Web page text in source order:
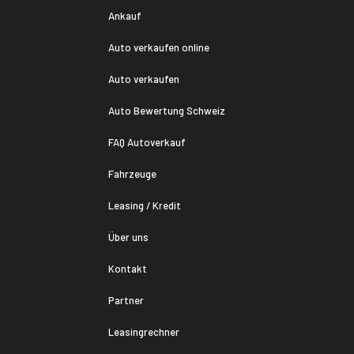
Was Seniorinnen
Ankauf
Auto verkaufen online
Auto verkaufen
Auto Bewertung Schweiz
FAQ Autoverkauf
Fahrzeuge
Leasing / Kredit
Über uns
Kontakt
Partner
Leasingrechner